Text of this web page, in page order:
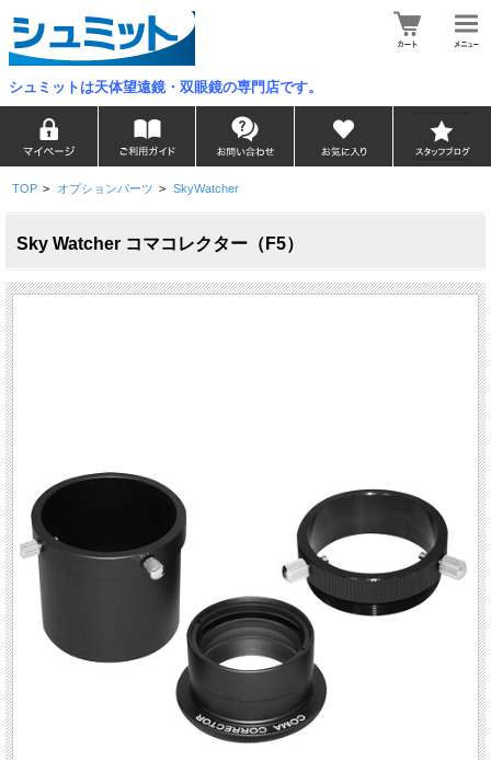
シュミットは天体望遠鏡・双眼鏡の専門店です。
TOP > オプションパーツ > SkyWatcher
Sky Watcher コマコレクター（F5）